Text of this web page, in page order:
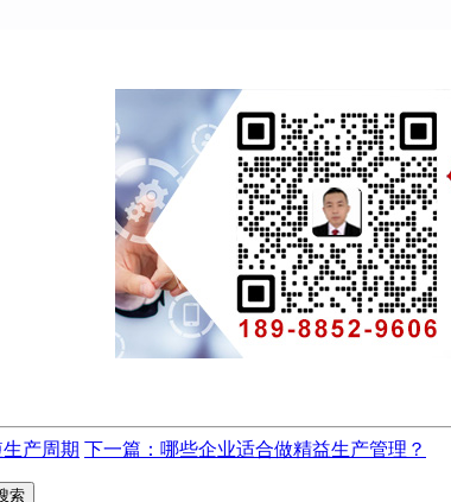
产周期 下一篇：哪些企业适合做精益生产管理？